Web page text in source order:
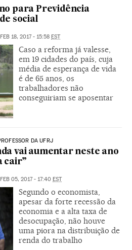
para Previdência
social
FEB 18, 2017 - 15:58 EST
Caso a reforma já valesse,
em 19 cidades do país, cuja
média de esperança de vida
é de 65 anos, os
trabalhadores não
conseguiriam se aposentar
DA UFRJ
vai aumentar neste ano
cair”
FEB 05, 2017 - 17:40 EST
Segundo o economista,
apesar da forte recessão da
economia e a alta taxa de
desocupação, não houve
uma piora na distribuição de
renda do trabalho